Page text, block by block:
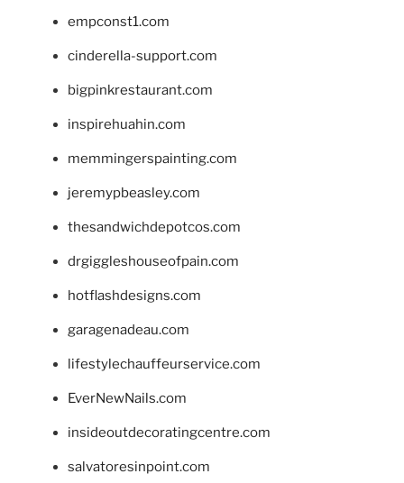
empconst1.com
cinderella-support.com
bigpinkrestaurant.com
inspirehuahin.com
memmingerspainting.com
jeremypbeasley.com
thesandwichdepotcos.com
drgiggleshouseofpain.com
hotflashdesigns.com
garagenadeau.com
lifestylechauffeurservice.com
EverNewNails.com
insideoutdecoratingcentre.com
salvatoresinpoint.com